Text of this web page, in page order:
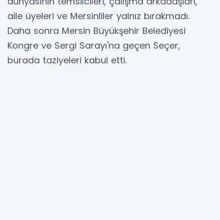
aile üyeleri ve Mersinliler yalnız bırakmadı.
Daha sonra Mersin Büyükşehir Belediyesi
Kongre ve Sergi Sarayı'na geçen Seçer,
burada taziyeleri kabul etti.